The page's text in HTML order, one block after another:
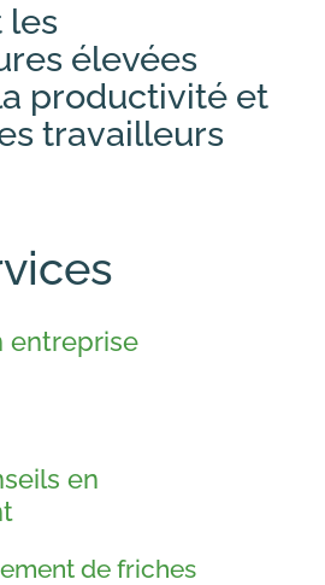
entreprise
en
de friches
les
élevées
productivité et
travailleurs